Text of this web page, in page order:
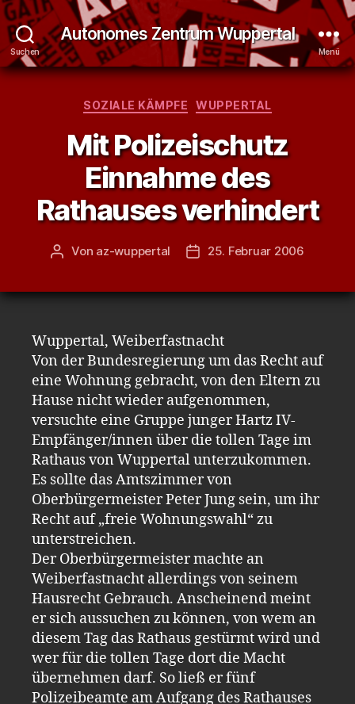
Suchen
Autonomes Zentrum Wuppertal
Menü
Kategorien
SOZIALE KÄMPFE WUPPERTAL
Mit Polizeischutz
Einnahme des
Rathauses verhindert
Beitragsautor
Von az-wuppertal Veröffentlichungsdatum
25. Februar 2006
Wuppertal, Weiberfastnacht
Von der Bundesregierung um das Recht auf
eine Wohnung gebracht, von den Eltern zu
Hause nicht wieder aufgenommen,
versuchte eine Gruppe junger Hartz IV-
Empfänger/innen über die tollen Tage im
Rathaus von Wuppertal unterzukommen.
Es sollte das Amtszimmer von
Oberbürgermeister Peter Jung sein, um ihr
Recht auf „freie Wohnungswahl“ zu
unterstreichen.
Der Oberbürgermeister machte an
Weiberfastnacht allerdings von seinem
Hausrecht Gebrauch. Anscheinend meint
er sich aussuchen zu können, von wem an
diesem Tag das Rathaus gestürmt wird und
wer für die tollen Tage dort die Macht
übernehmen darf. So ließ er fünf
Polizeibeamte am Aufgang des Rathauses